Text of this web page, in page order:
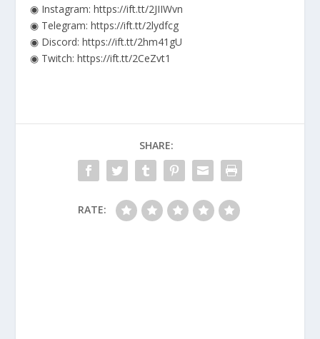
◉ Instagram: https://ift.tt/2JIIWvn
◉ Telegram: https://ift.tt/2lydfcg
◉ Discord: https://ift.tt/2hm41gU
◉ Twitch: https://ift.tt/2CeZvt1
SHARE:
RATE: